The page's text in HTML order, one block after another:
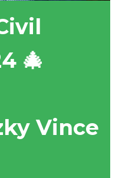
🎄
Vince